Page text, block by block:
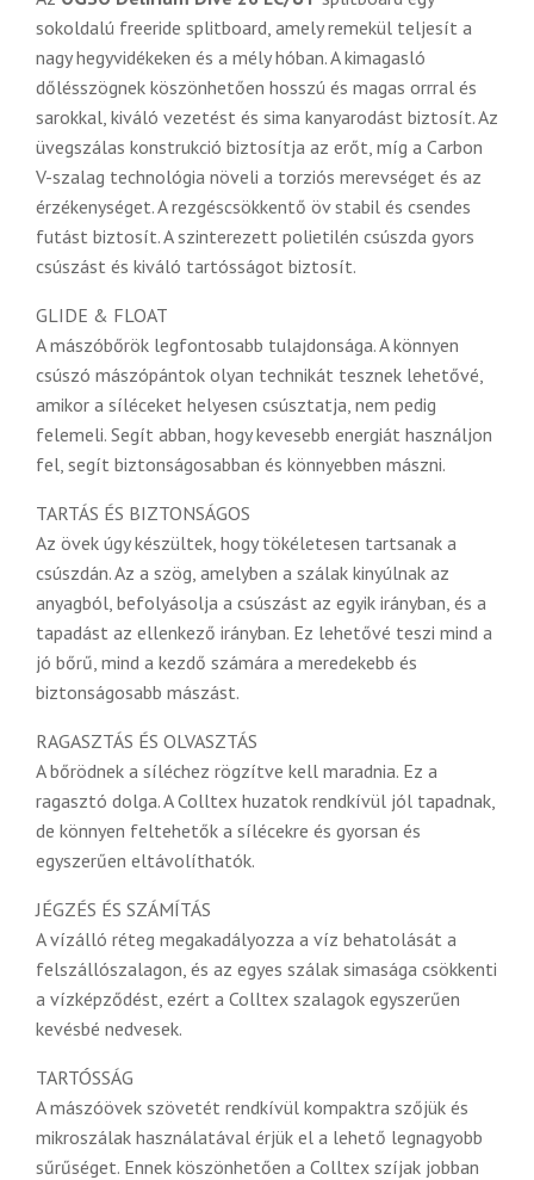
sokoldalú freeride splitboard, amely remekül teljesít a
nagy hegyvidékeken és a mély hóban. A kimagasló
dőlésszögnek köszönhetően hosszú és magas orrral és
sarokkal, kiváló vezetést és sima kanyarodást biztosít. Az
üvegszálas konstrukció biztosítja az erőt, míg a Carbon
V-szalag technológia növeli a torziós merevséget és az
érzékenységet. A rezgéscsökkentő öv stabil és csendes
futást biztosít. A szinterezett polietilén csúszda gyors
csúszást és kiváló tartósságot biztosít.
GLIDE & FLOAT
A mászóbőrök legfontosabb tulajdonsága. A könnyen
csúszó mászópántok olyan technikát tesznek lehetővé,
amikor a síléceket helyesen csúsztatja, nem pedig
felemeli. Segít abban, hogy kevesebb energiát használjon
fel, segít biztonságosabban és könnyebben mászni.
TARTÁS ÉS BIZTONSÁGOS
Az övek úgy készültek, hogy tökéletesen tartsanak a
csúszdán. Az a szög, amelyben a szálak kinyúlnak az
anyagból, befolyásolja a csúszást az egyik irányban, és a
tapadást az ellenkező irányban. Ez lehetővé teszi mind a
jó bőrű, mind a kezdő számára a meredekebb és
biztonságosabb mászást.
RAGASZTÁS ÉS OLVASZTÁS
A bőrödnek a síléchez rögzítve kell maradnia. Ez a
ragasztó dolga. A Colltex huzatok rendkívül jól tapadnak,
de könnyen feltehetők a sílécekre és gyorsan és
egyszerűen eltávolíthatók.
JÉGZÉS ÉS SZÁMÍTÁS
A vízálló réteg megakadályozza a víz behatolását a
felszállószalagon, és az egyes szálak simasága csökkenti
a vízképződést, ezért a Colltex szalagok egyszerűen
kevésbé nedvesek.
TARTÓSSÁG
A mászóövek szövetét rendkívül kompaktra szőjük és
mikroszálak használatával érjük el a lehető legnagyobb
sűrűséget. Ennek köszönhetően a Colltex szíjak jobban